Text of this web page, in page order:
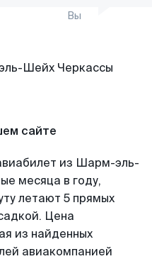
Вы
сайте
из Шарм-эль-
месяца в году,
летают 5 прямых
Цена
из найденных
авиакомпанией